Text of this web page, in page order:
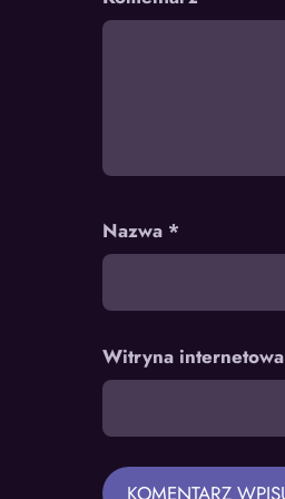
Nazwa *
Witryna internetowa